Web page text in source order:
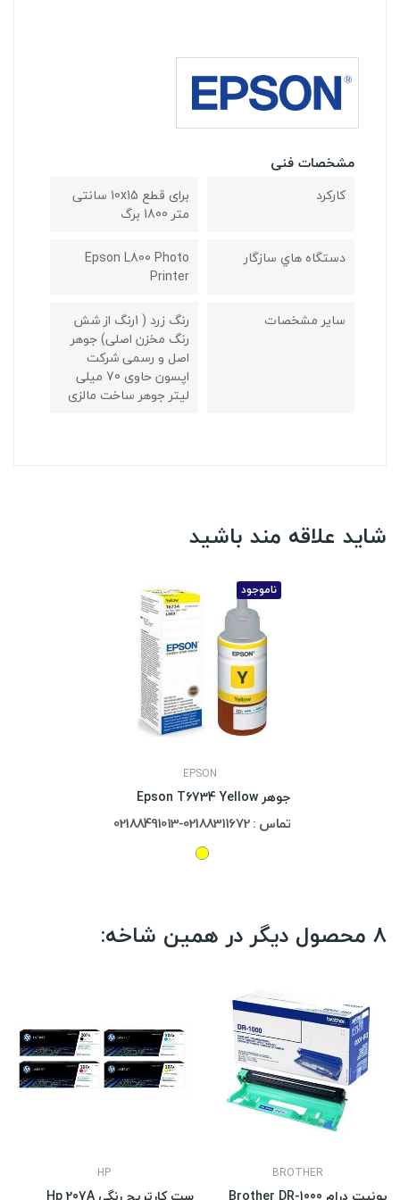
مشخصات فنی
کارکرد
برای قطع 10x15 سانتی
متر 1800 برگ
دستگاه هاي سازگار
Epson L800 Photo
Printer
ساير مشخصات
رنگ زرد ( 1رنگ از شش
رنگ مخزن اصلی) جوهر
اصل و رسمی شرکت
اپسون حاوی 70 میلی
لیتر جوهر ساخت مالزی
شاید علاقه مند باشید
ناموجود
EPSON
جوهر Epson T6734 Yellow
تماس : 02188311672-02188491013
8 محصول دیگر در همین شاخه:
HP BROTHER